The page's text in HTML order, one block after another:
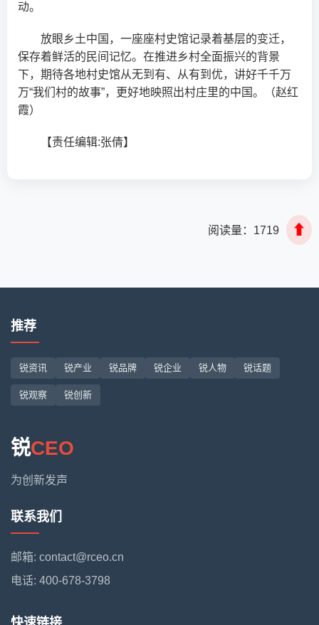
动。
放眼乡土中国，一座座村史馆记录着基层的变迁，
保存着鲜活的民间记忆。在推进乡村全面振兴的背景
下，期待各地村史馆从无到有、从有到优，讲好千千万
万“我们村的故事”，更好地映照出村庄里的中国。（赵红
霞）
【责任编辑:张倩】
阅读量： 1719 ⬆
推荐
锐资讯 锐产业 锐品牌 锐企业 锐人物 锐话题
锐观察 锐创新
锐CEO
为创新发声
联系我们
邮箱: contact@rceo.cn
电话: 400-678-3798